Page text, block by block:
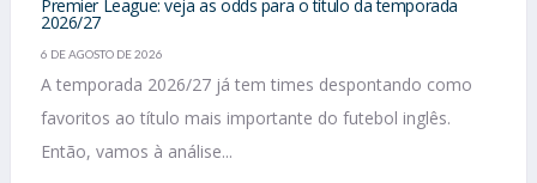
Premier League: veja as odds para o título da temporada
2026/27
6 DE AGOSTO DE 2026
A temporada 2026/27 já tem times despontando como
favoritos ao título mais importante do futebol inglês.
Então, vamos à análise...